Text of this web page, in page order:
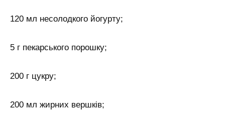
120 мл несолодкого йогурту;
5 г пекарського порошку;
200 г цукру;
200 мл жирних вершків;